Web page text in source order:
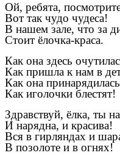
Ой, ребята,
Вот так чудо чудеса!
В нашем зале, что за
Стоит ёлочка-краса.
Как она здесь
Как пришла к нам в
Как она
Как иголочки блестят!
Здравствуй, ёлка, ты
И нарядна, и красива!
Вся в гирляндах и
В позолоте и в огнях!